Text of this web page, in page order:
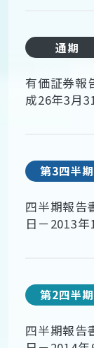
通期
有価証券報
成26年3月
第3四半期
四半期報告
日－2013年
第2四半期
四半期報告